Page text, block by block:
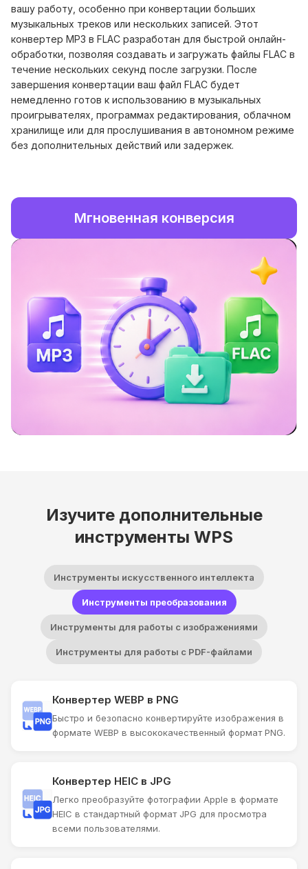
вашу работу, особенно при конвертации больших
музыкальных треков или нескольких записей. Этот
конвертер MP3 в FLAC разработан для быстрой онлайн-
обработки, позволяя создавать и загружать файлы FLAC в
течение нескольких секунд после загрузки. После
завершения конвертации ваш файл FLAC будет
немедленно готов к использованию в музыкальных
проигрывателях, программах редактирования, облачном
хранилище или для прослушивания в автономном режиме
без дополнительных действий или задержек.
Мгновенная конверсия
Изучите дополнительные
инструменты WPS
Инструменты искусственного интеллекта
Инструменты преобразования
Инструменты для работы с изображениями
Инструменты для работы с PDF-файлами
Конвертер WEBP в PNG
Быстро и безопасно конвертируйте изображения в
формате WEBP в высококачественный формат PNG.
Конвертер HEIC в JPG
Легко преобразуйте фотографии Apple в формате
HEIC в стандартный формат JPG для просмотра
всеми пользователями.